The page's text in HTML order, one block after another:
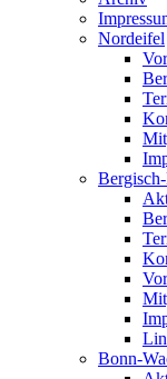
Nordeifel
Bonn-